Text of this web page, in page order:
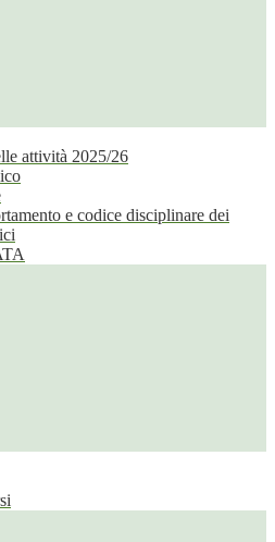
attività 2025/26
e codice disciplinare dei